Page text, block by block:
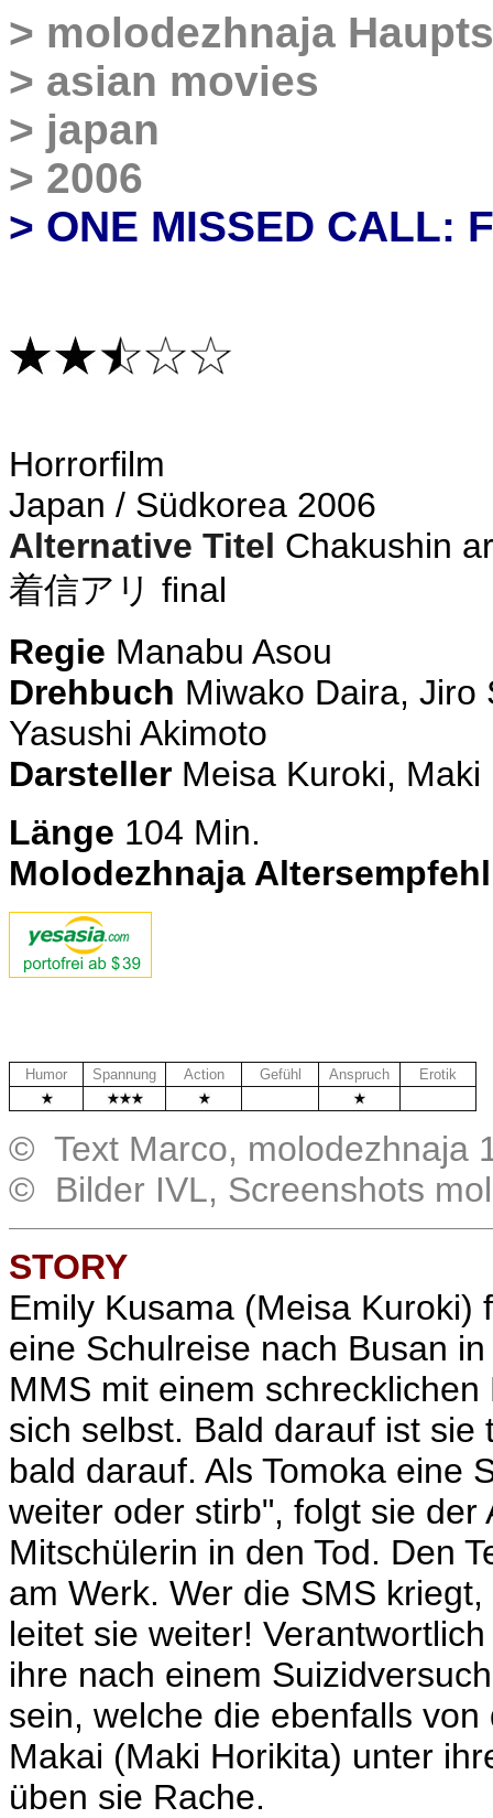
> molodezhnaja
> asian movies
> japan
> 2006
> ONE MISSED CALL:
Horrorfilm
Japan / Südkorea 2006
Alternative Titel Chakushin
着信アリ final
Regie Manabu Asou
Drehbuch Miwako Daira, Jiro
Yasushi Akimoto
Darsteller Meisa Kuroki,
Länge 104 Min.
Molodezhnaja
Humor Spannung Action Gefühl Anspruch
Erotik
© Text Marco, molodezhnaja
© Bilder IVL, Screenshots
STORY
Emily Kusama (Meisa
eine Schulreise nach Busan
MMS mit einem
sich selbst. Bald darauf ist sie
bald darauf. Als Tomoka eine
weiter oder stirb", folgt sie
Mitschülerin in den Tod. Den
am Werk. Wer die SMS
leitet sie weiter!
ihre nach einem
sein, welche die ebenfalls
Makai (Maki Horikita) unter
üben sie Rache.